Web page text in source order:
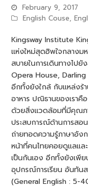
February 9, 2017
English Couse,
Kingsway Institute
แห่งใหม่สุดฮิพใจกลางม
สบายในการเดินทางไป
Opera House,
อีกทั้งยังใกล้ กับแหล่งร้
อาหาร ปณิธานของเราคื
ด้วยสิ่งแวดล้อมที่มีคุณภ
ประสบการณ์ด้านการสอ
ถ่ายทอดความรู้ภาษาอั
หน้าที่คนไทยคอยดูแลแล
เป็นกันเอง อีกทั้งยังเพี
อุปกรณ์การเรียน อันทัน
(General English : 5-